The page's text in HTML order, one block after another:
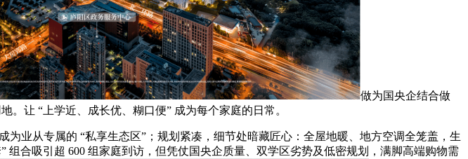
做为国央企结合做
让 “上学近、成长优、糊口便” 成为每个家庭的日常。
从专属的 “私享生态区”；规划紧凑，细节处暗藏匠心：全屋地暖、地方空调全笼盖，生
合吸引超 600 组家庭到访，但凭仗国央企质量、双学区劣势及低密规划，满脚高端购物需